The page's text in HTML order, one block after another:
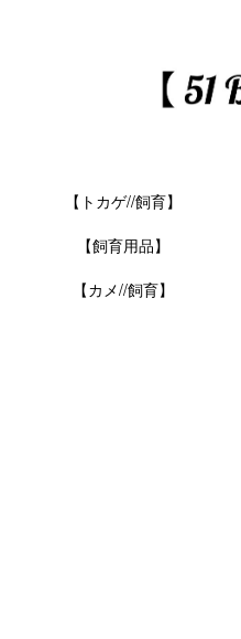
【トカゲ//飼育】
【飼育用品】
【カメ//飼育】